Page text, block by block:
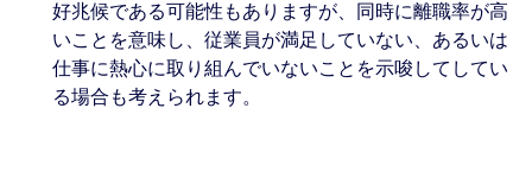
好兆候である可能性もありますが、同時に離職率が高
いことを意味し、従業員が満足していない、あるいは
仕事に熱心に取り組んでいないことを示唆してしてい
る場合も考えられます。